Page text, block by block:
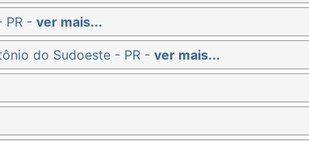
PR - ver mais...
do Sudoeste - PR - ver mais...